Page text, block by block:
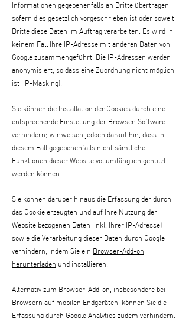
Informationen gegebenenfalls an Dritte übertragen,
sofern dies gesetzlich vorgeschrieben ist oder soweit
Dritte diese Daten im Auftrag verarbeiten. Es wird in
keinem Fall Ihre IP-Adresse mit anderen Daten von
Google zusammengeführt. Die IP-Adressen werden
anonymisiert, so dass eine Zuordnung nicht möglich
ist (IP-Masking).
Sie können die Installation der Cookies durch eine
entsprechende Einstellung der Browser-Software
verhindern; wir weisen jedoch darauf hin, dass in
diesem Fall gegebenenfalls nicht sämtliche
Funktionen dieser Website vollumfänglich genutzt
werden können.
Sie können darüber hinaus die Erfassung der durch
das Cookie erzeugten und auf Ihre Nutzung der
Website bezogenen Daten (inkl. Ihrer IP-Adresse)
sowie die Verarbeitung dieser Daten durch Google
verhindern, indem Sie ein Browser-Add-on
herunterladen und installieren.
Alternativ zum Browser-Add-on, insbesondere bei
Browsern auf mobilen Endgeräten, können Sie die
Erfassung durch Google Analytics zudem verhindern,